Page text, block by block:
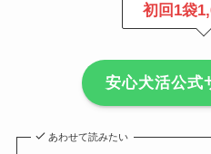
初回1袋
安心犬活公式
あわせて読みたい